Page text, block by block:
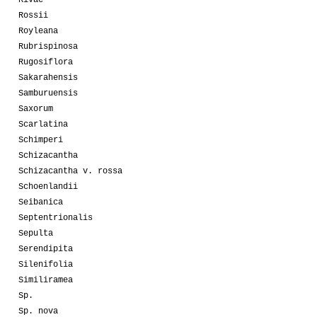
Rossii
Royleana
Rubrispinosa
Rugosiflora
Sakarahensis
Samburuensis
Saxorum
Scarlatina
Schimperi
Schizacantha
Schizacantha v. rossa
Schoenlandii
Seibanica
Septentrionalis
Sepulta
Serendipita
Silenifolia
Similiramea
Sp.
Sp. nova